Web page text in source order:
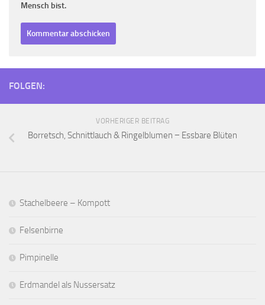
Mensch bist.
FOLGEN:
VORHERIGER BEITRAG
Borretsch, Schnittlauch & Ringelblumen − Essbare Blüten
Stachelbeere – Kompott
Felsenbirne
Pimpinelle
Erdmandel als Nussersatz